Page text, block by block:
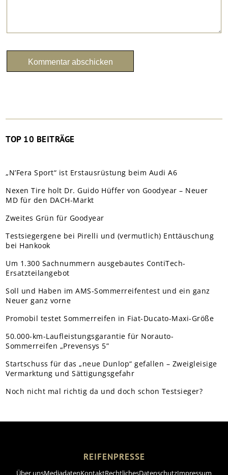
TOP 10 BEITRÄGE
„N’Fera Sport“ ist Erstausrüstung beim Audi A6
Nexen Tire holt Dr. Guido Hüffer von Goodyear – Neuer
MD für den DACH-Markt
Zweites Grün für Goodyear
Testsiegergene bei Pirelli und (vermutlich) Enttäuschung
bei Hankook
Um 1.300 Sachnummern ausgebautes ContiTech-
Ersatzteilangebot
Soll und Haben im AMS-Sommerreifentest und ein ganz
Neuer ganz vorne
Promobil testet Sommerreifen in Fiat-Ducato-Maxi-Größe
50.000-km-Laufleistungsgarantie für Norauto-
Sommerreifen „Prevensys 5”
Startschuss für das „neue Dunlop“ gefallen – Zweigleisige
Vermarktung und Sättigungsgefahr
Noch nicht mal richtig da und doch schon Testsieger?
REIFENPRESSE
Über unsMediadatenKontaktRechtlichesDatenschutzImpressum